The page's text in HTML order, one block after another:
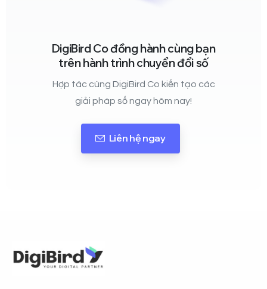
DigiBird Co đồng hành cùng bạn
trên hành trình chuyển đổi số
Hợp tác cùng DigiBird Co kiến tạo các
giải pháp số ngay hôm nay!
Liên hệ ngay